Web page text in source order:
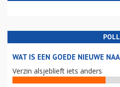
POLL
WAT IS EEN GOEDE NIEUWE
Verzin alsjeblieft iets anders